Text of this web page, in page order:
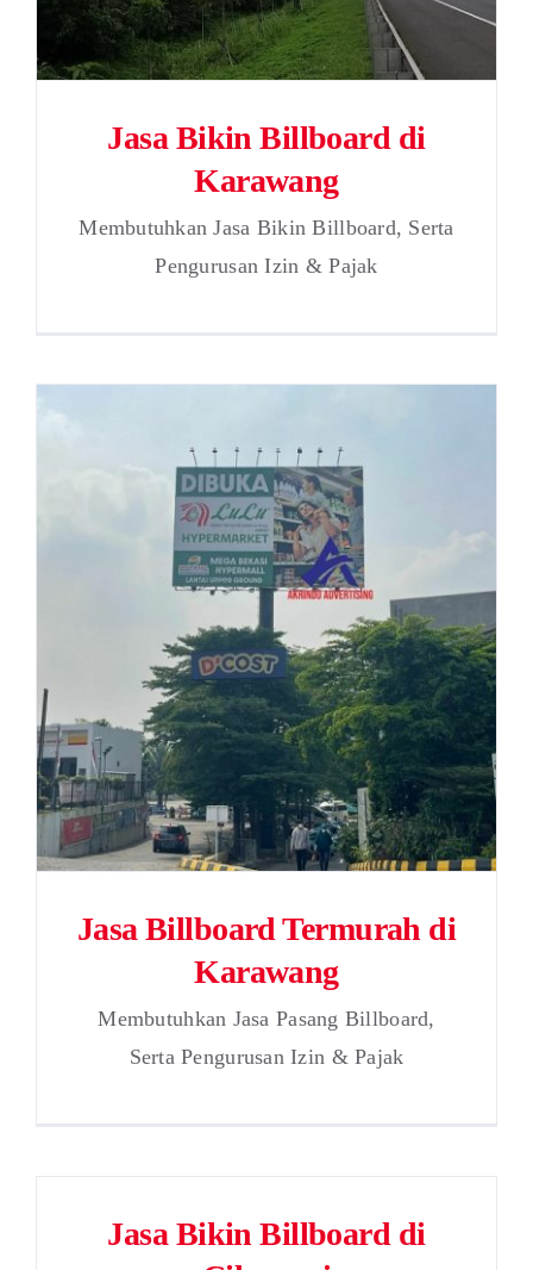
Jasa Bikin Billboard di
Karawang
Membutuhkan Jasa Bikin Billboard, Serta
Pengurusan Izin & Pajak
Jasa Billboard Termurah di
Karawang
Membutuhkan Jasa Pasang Billboard,
Serta Pengurusan Izin & Pajak
Jasa Bikin Billboard di